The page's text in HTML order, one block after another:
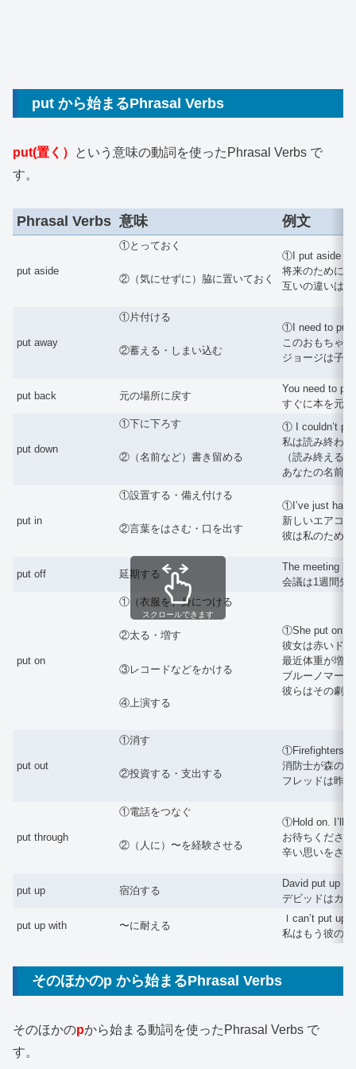
put から始まるPhrasal Verbs
put(置く）
という意味の動詞を使ったPhrasal Verbs で
す。
Phrasal Verbs 意味 例文
put aside
①とっておく
②（気にせずに）脇に置いておく
①I put aside a
将来のために
互いの違いは
put away
①片付ける
②蓄える・しまい込む
①I need to put
このおもちゃ
ジョージは子
put back 元の場所に戻す
You need to
すぐに本を元
put down
①下に下ろす
②（名前など）書き留める
① I couldn’t
私は読み終わ
（読み終える
あなたの名前
put in
①設置する・備え付ける
②言葉をはさむ・口を出す
①I’ve just had
新しいエアコ
彼は私のため
put off 延期する
The meeting
会議は1週間先
put on
①（衣服を）身につける
②太る・増す
③レコードなどをかける
④上演する
①She put on a
彼女は赤いド
最近体重が増
ブルーノマー
彼らはその劇
put out
①消す
②投資する・支出する
①Firefighters
消防士が森の
フレッドは昨
put through
①電話をつなぐ
②（人に）〜を経験させる
①Hold on. I’ll
お待ちくださ
辛い思いをさ
put up 宿泊する
David put up
デビッドはカ
put up with 〜に耐える
Ｉcan’t put up
私はもう彼の
スクロールできます
そのほかのp から始まるPhrasal Verbs
そのほかのpから始まる動詞を使ったPhrasal Verbs で
す。